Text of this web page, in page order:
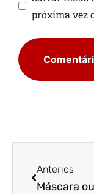
próxima vez
Anterios